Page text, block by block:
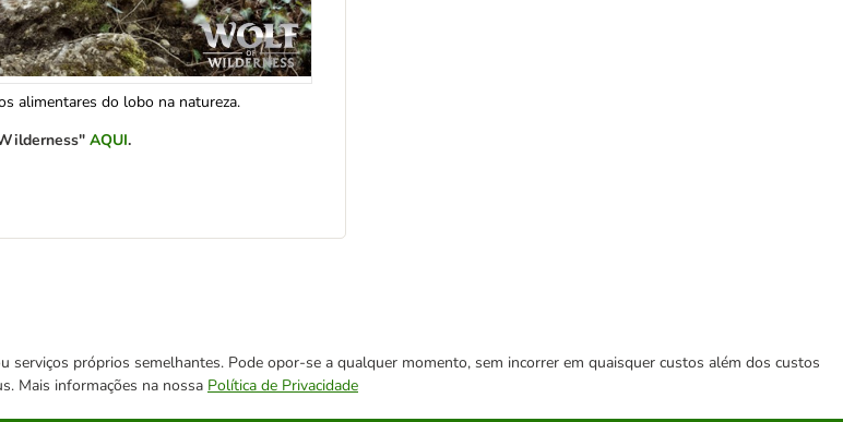
alimentares do lobo na natureza.
AQUI.
próprios semelhantes. Pode opor-se a qualquer momento, sem incorrer em quaisquer custos além dos custos
Mais informações na nossa Política de Privacidade